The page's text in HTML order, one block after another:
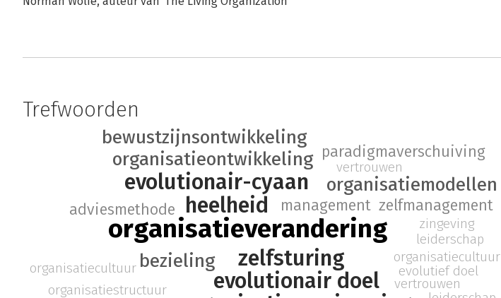
Trefwoorden
organisatieverandering
zelfsturing
heelheid
evolutionair-cyaan
evolutionair doel
organisatieontwikkeling
bezieling
organisatiemodellen
bewustzijnsontwikkeling
management
adviesmethode zelfmanagement
paradigmaverschuiving
organisatiecultuur
organisatiestructuur
vertrouwen
zingeving
leiderschap
evolutief doel
organisatiecultuur
vertrouwen